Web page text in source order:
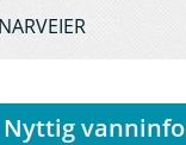
Nyttig vanninfo